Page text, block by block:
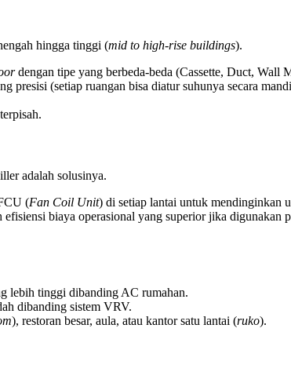
hingga tinggi (mid to high-rise buildings).
dengan tipe yang berbeda-beda (Cassette, Duct, Wall
(setiap ruangan bisa diatur suhunya secara
adalah solusinya.
(Fan Coil Unit) di setiap lantai untuk mendinginkan
biaya operasional yang superior jika digunakan
lebih tinggi dibanding AC rumahan.
dibanding sistem VRV.
), restoran besar, aula, atau kantor satu lantai (ruko).